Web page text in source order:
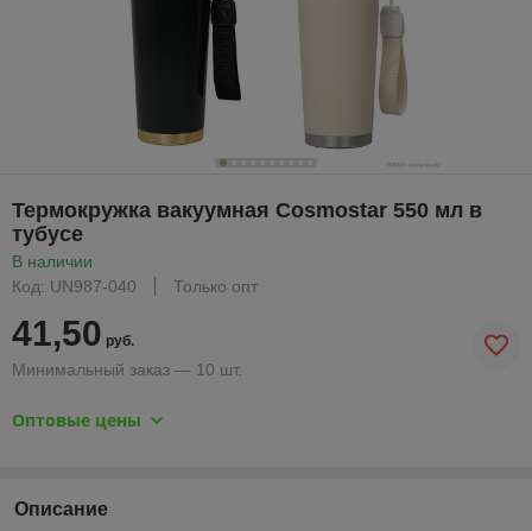
Термокружка вакуумная Cosmostar 550 мл в
тубусе
В наличии
Код: UN987-040
Только опт
41,50 руб.
Минимальный заказ — 10 шт.
Оптовые цены
Описание